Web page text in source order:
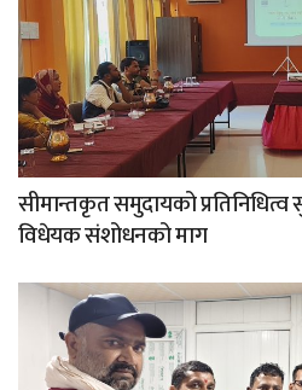
सीमान्तकृत समुदायको प्रतिनिधित्व
विधेयक संशोधनको माग